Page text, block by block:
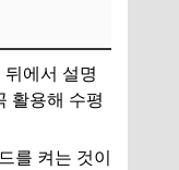
에서 설명
활용해 수평
를 켜는 것이